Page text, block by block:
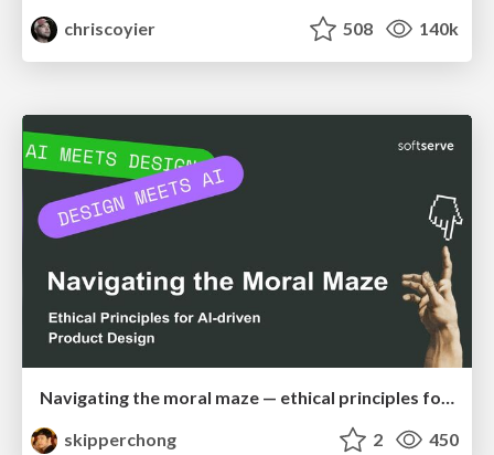
chriscoyier
508 140k
Navigating the moral maze — ethical principles for Al-driven product design
skipperchong
2 450